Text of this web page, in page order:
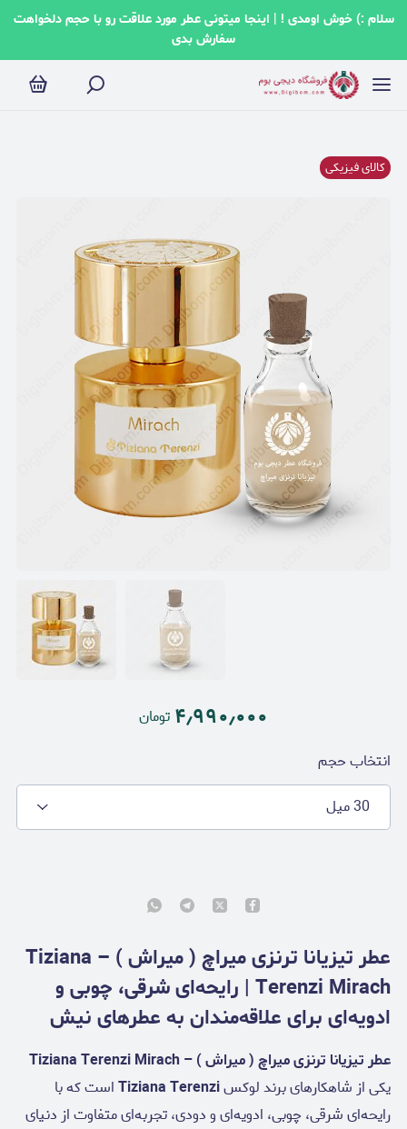
سلام :) خوش اومدی ! | اینجا میتونی عطر مورد علاقت رو با حجم دلخواهت
سفارش بدی
کالای فیزیکی
۴٫۹۹۰٫۰۰۰ تومان
انتخاب حجم
30 میل
عطر تیزیانا ترنزی میراچ ( میراش ) – Tiziana
Terenzi Mirach | رایحه‌ای شرقی، چوبی و
ادویه‌ای برای علاقه‌مندان به عطرهای نیش
عطر تیزیانا ترنزی میراچ ( میراش ) – Tiziana Terenzi Mirach
یکی از شاهکارهای برند لوکسTiziana Terenziاست که با
رایحه‌ای شرقی، چوبی، ادویه‌ای و دودی، تجربه‌ای متفاوت از دنیای